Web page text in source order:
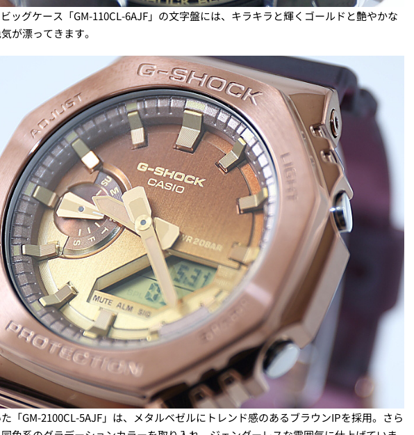
ッグケース「GM-110CL-6AJF」の文字盤には、キラキラと輝くゴールドと艶やかな
が漂ってきます。
「GM-2100CL-5AJF」は、メタルベゼルにトレンド感のあるブラウンIPを採用。さら